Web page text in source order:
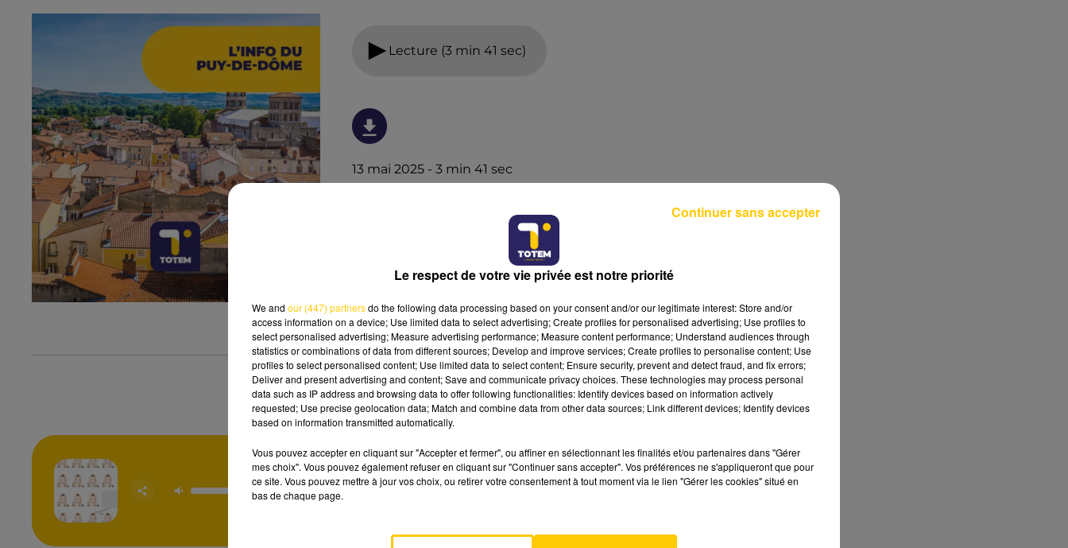
Lecture (3 min 41 sec)
13 mai 2025 - 3 min 41 sec
Ecoutez sur Totem l'information dans le Cantal, le pays
de Brioude et Issoire avec les reportages de nos
journalistes sur le terrain.
Recommence-
SANTA
AVEYRON NORD
Le respect de votre vie privée est notre priorité
We and our (447) partnersdo the following data processing based on your consent and/or our legitimate interest: Store and/or
access information on a device; Use limited data to select advertising; Create profiles for personalised advertising; Use profiles to
select personalised advertising; Measure advertising performance; Measure content performance; Understand audiences through
statistics or combinations of data from different sources; Develop and improve services; Create profiles to personalise content; Use
profiles to select personalised content; Use limited data to select content; Ensure security, prevent and detect fraud, and fix errors;
Deliver and present advertising and content; Save and communicate privacy choices. These technologies may process personal
data such as IP address and browsing data to offer following functionalities: Identify devices based on information actively
requested; Use precise geolocation data; Match and combine data from other data sources; Link different devices; Identify devices
based on information transmitted automatically.
Vous pouvez accepter en cliquant sur "Accepter et fermer", ou affiner en sélectionnant les finalités et/ou partenaires dans "Gérer
mes choix". Vous pouvez également refuser en cliquant sur "Continuer sans accepter". Vos préférences ne s'appliqueront que pour
ce site. Vous pouvez mettre à jour vos choix, ou retirer votre consentement à tout moment via le lien "Gérer les cookies" situé en
bas de chaque page.
Continuer sans accepter